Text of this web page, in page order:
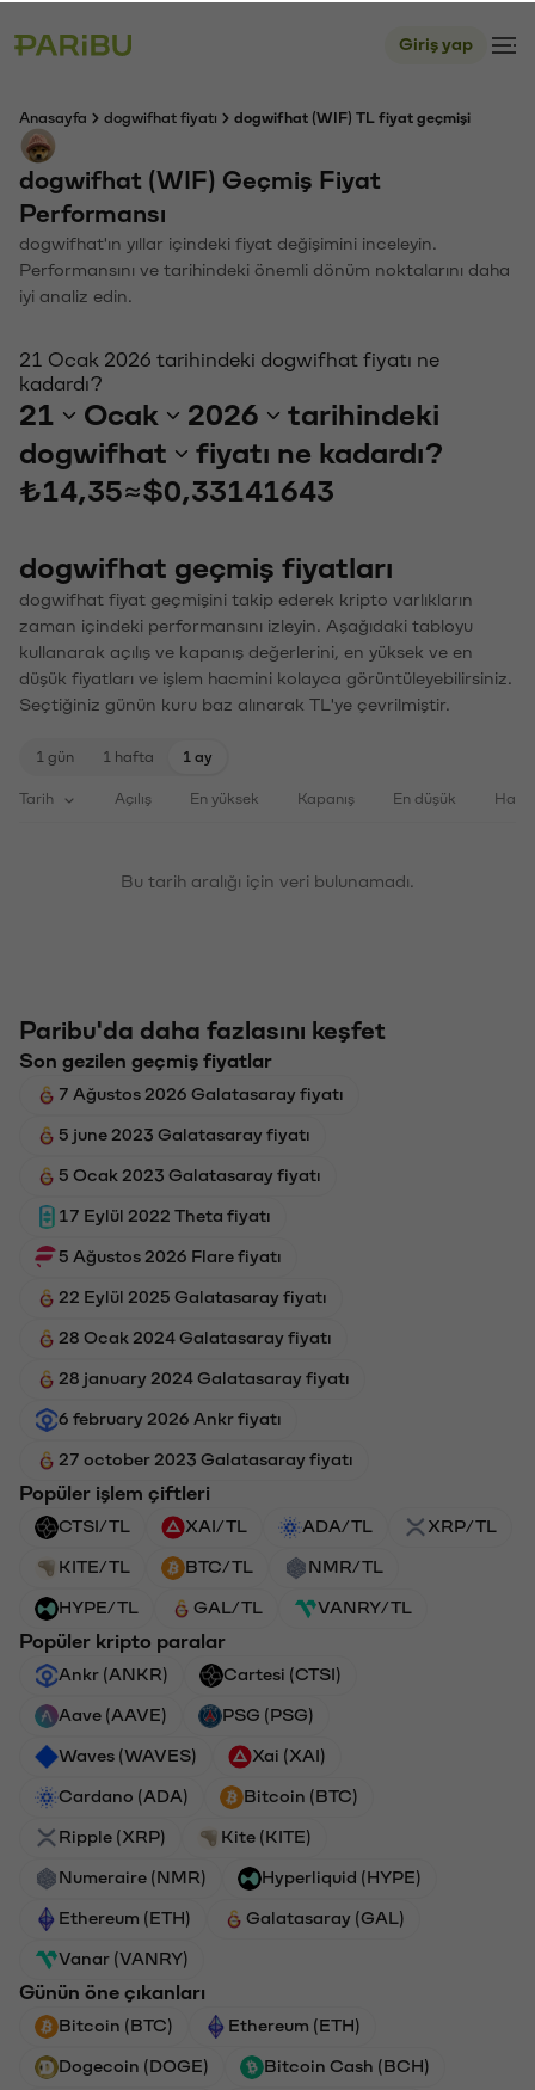
Giriş yap
Anasayfa dogwifhat fiyatı dogwifhat (WIF) TL fiyat geçmişi
dogwifhat (WIF) Geçmiş Fiyat
Performansı
dogwifhat'ın yıllar içindeki fiyat değişimini inceleyin.
Performansını ve tarihindeki önemli dönüm noktalarını daha
iyi analiz edin.
21 Ocak 2026 tarihindeki dogwifhat fiyatı ne
kadardı?
21 Ocak 2026
tarihindeki
dogwifhat
fiyatı ne kadardı?
₺14,35≈$0,33141643
dogwifhat geçmiş fiyatları
dogwifhat fiyat geçmişini takip ederek kripto varlıkların
zaman içindeki performansını izleyin. Aşağıdaki tabloyu
kullanarak açılış ve kapanış değerlerini, en yüksek ve en
düşük fiyatları ve işlem hacmini kolayca görüntüleyebilirsiniz.
Seçtiğiniz günün kuru baz alınarak TL'ye çevrilmiştir.
1 gün 1 hafta 1 ay
Tarih Açılış En yüksek Kapanış En düşük
Bu tarih aralığı için veri bulunamadı.
Paribu'da daha fazlasını keşfet
Son gezilen geçmiş fiyatlar
7 Ağustos 2026 Galatasaray fiyatı
5 june 2023 Galatasaray fiyatı
5 Ocak 2023 Galatasaray fiyatı
17 Eylül 2022 Theta fiyatı
5 Ağustos 2026 Flare fiyatı
22 Eylül 2025 Galatasaray fiyatı
28 Ocak 2024 Galatasaray fiyatı
28 january 2024 Galatasaray fiyatı
6 february 2026 Ankr fiyatı
27 october 2023 Galatasaray fiyatı
Popüler işlem çiftleri
CTSI/TL XAI/TL ADA/TL XRP/TL
KITE/TL BTC/TL NMR/TL
HYPE/TL GAL/TL VANRY/TL
Popüler kripto paralar
Ankr (ANKR) Cartesi (CTSI)
Aave (AAVE) PSG (PSG)
Waves (WAVES) Xai (XAI)
Cardano (ADA) Bitcoin (BTC)
Ripple (XRP) Kite (KITE)
Numeraire (NMR) Hyperliquid (HYPE)
Ethereum (ETH) Galatasaray (GAL)
Vanar (VANRY)
Günün öne çıkanları
Bitcoin (BTC) Ethereum (ETH)
Dogecoin (DOGE) Bitcoin Cash (BCH)